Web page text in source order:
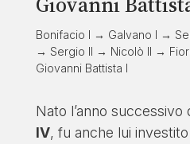
Bonifacio I → Galvano I →
→ Sergio II → Nicolò II →
Giovanni Battista I
Nato l’anno successivo
IV, fu anche lui